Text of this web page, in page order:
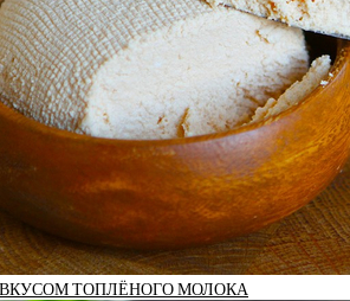
ТОПЛЁНОГО МОЛОКА